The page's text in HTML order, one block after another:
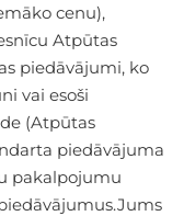
cenu),
Atpūtas
piedāvājumi, ko
vai esoši
(Atpūtas
piedāvājuma
pakalpojumu